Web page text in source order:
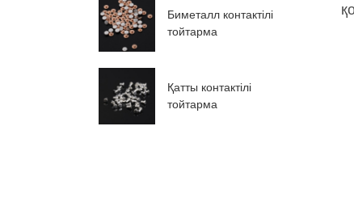
Биметалл контактілі
тойтарма
Қатты контактілі
тойтарма